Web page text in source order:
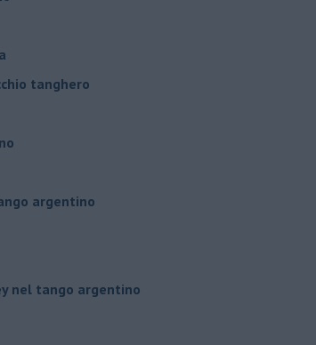
tanghero
argentino
nel tango argentino